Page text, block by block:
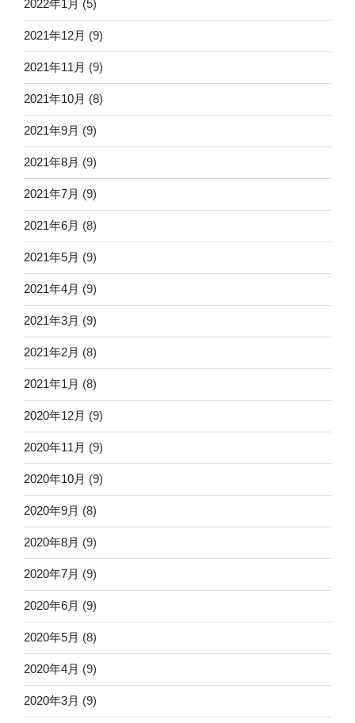
2022年1月 (5)
2021年12月 (9)
2021年11月 (9)
2021年10月 (8)
2021年9月 (9)
2021年8月 (9)
2021年7月 (9)
2021年6月 (8)
2021年5月 (9)
2021年4月 (9)
2021年3月 (9)
2021年2月 (8)
2021年1月 (8)
2020年12月 (9)
2020年11月 (9)
2020年10月 (9)
2020年9月 (8)
2020年8月 (9)
2020年7月 (9)
2020年6月 (9)
2020年5月 (8)
2020年4月 (9)
2020年3月 (9)